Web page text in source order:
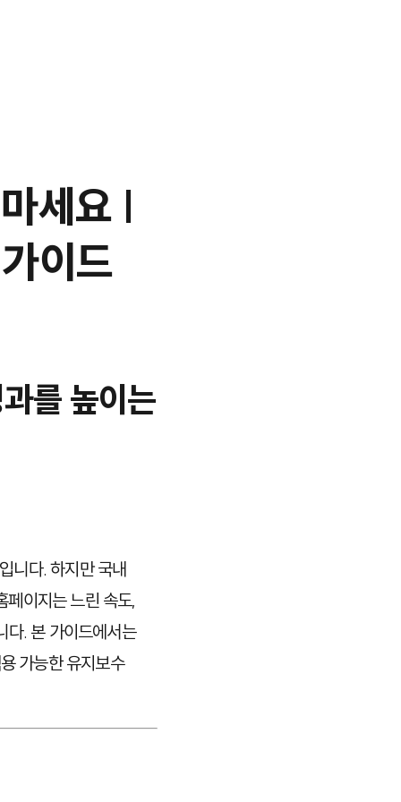
세요 |
이드
를 높이는
입니다. 하지만 국내
이지는 느린 속도,
다. 본 가이드에서는
가능한 유지보수